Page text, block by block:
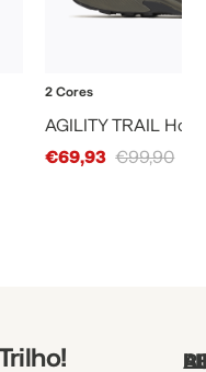
2 Cores
AGILITY TRAIL
Sale Price
€69,93 €99,90